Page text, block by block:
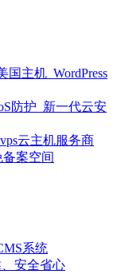
主机_WordPress
防护_新一代云安
云主机服务商
案空间
系统
安全省心